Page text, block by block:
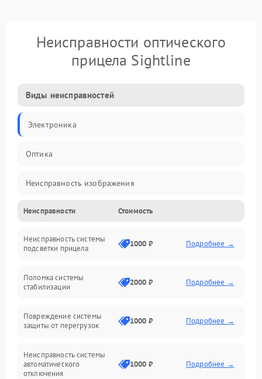
Неисправности оптического
прицела Sightline
Виды неисправностей
Электроника
Оптика
Неисправность изображения
Механические повреждения
Неисправность фокусировки и оптики
Электропитание
Механика
Неисправности Стоимость
Неисправность системы
подсветки прицела
1000 ₽ Подробнее →
Поломка системы
стабилизации
2000 ₽ Подробнее →
Повреждение системы
защиты от перегрузок
1000 ₽ Подробнее →
Неисправность системы
автоматического
отключения
1000 ₽ Подробнее →